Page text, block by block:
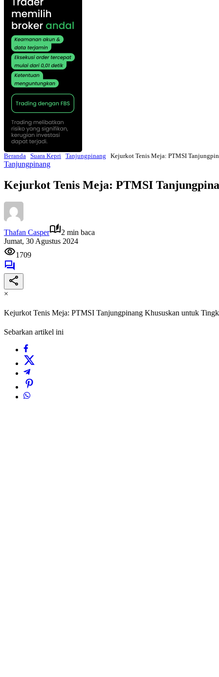
Beranda Suara Kepri Tanjungpinang Kejurkot Tenis Meja: PTMSI
Tanjungpinang
Kejurkot Tenis Meja: PTMSI
Thafan Casper
2 min baca
Jumat, 30 Agustus 2024
1709
×
Kejurkot Tenis Meja: PTMSI Tanjungpinang Khususkan untuk
Sebarkan artikel ini